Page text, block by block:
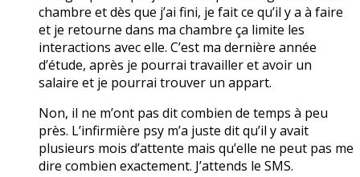
chambre et dès que j’ai fini, je fait ce qu’il y a à faire
et je retourne dans ma chambre ça limite les
interactions avec elle. C’est ma dernière année
d’étude, après je pourrai travailler et avoir un
salaire et je pourrai trouver un appart.
Non, il ne m’ont pas dit combien de temps à peu
près. L’infirmière psy m’a juste dit qu’il y avait
plusieurs mois d’attente mais qu’elle ne peut pas me
dire combien exactement. J’attends le SMS.